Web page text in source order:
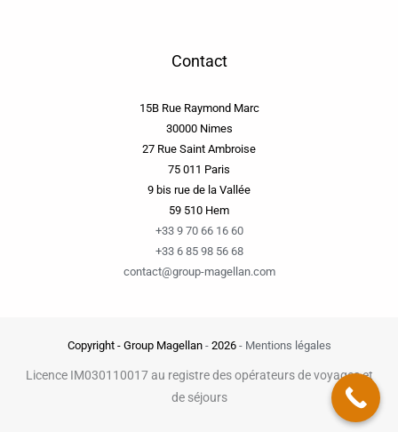
Contact
15B Rue Raymond Marc
30000 Nimes
27 Rue Saint Ambroise
75 011 Paris
9 bis rue de la Vallée
59 510 Hem
+33 9 70 66 16 60
+33 6 85 98 56 68
contact@group-magellan.com
Copyright - Group Magellan- 2026 - Mentions légales
Licence IM030110017 au registre des opérateurs de voyages et
de séjours